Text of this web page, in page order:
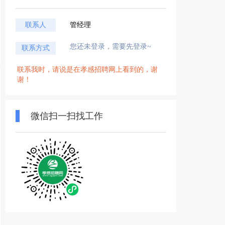
联系人 管经理
联系方式 您还未登录，需要先登录~
联系我时，请说是在孝感招聘网上看到的，谢
谢！
微信扫一扫找工作